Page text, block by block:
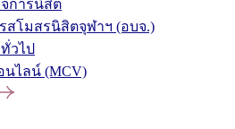
การนิสิต
สโมสรนิสิตจุฬาฯ (อบจ.)
วไป
นไลน์ (MCV)